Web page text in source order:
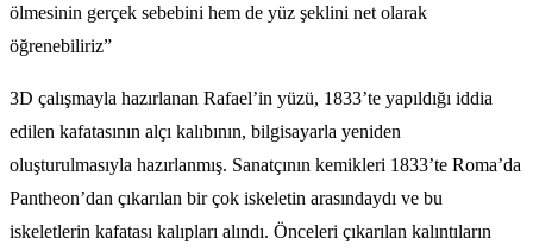
ölmesinin gerçek sebebini hem de yüz şeklini net olarak
öğrenebiliriz”
3D çalışmayla hazırlanan Rafael’in yüzü, 1833’te yapıldığı iddia
edilen kafatasının alçı kalıbının, bilgisayarla yeniden
oluşturulmasıyla hazırlanmış. Sanatçının kemikleri 1833’te Roma’da
Pantheon’dan çıkarılan bir çok iskeletin arasındaydı ve bu
iskeletlerin kafatası kalıpları alındı. Önceleri çıkarılan kalıntıların